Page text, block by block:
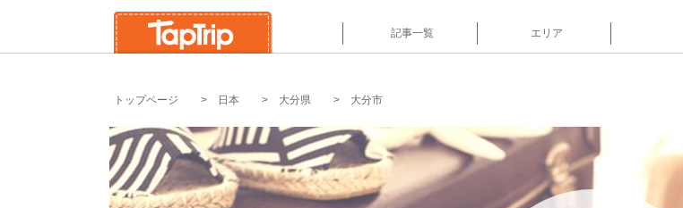
記事一覧 エリア
トップページ 日本 大分県 大分市